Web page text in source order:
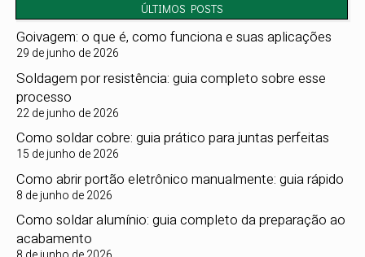
ÚLTIMOS POSTS
Goivagem: o que é, como funciona e suas aplicações
29 de junho de 2026
Soldagem por resistência: guia completo sobre esse
processo
22 de junho de 2026
Como soldar cobre: guia prático para juntas perfeitas
15 de junho de 2026
Como abrir portão eletrônico manualmente: guia rápido
8 de junho de 2026
Como soldar alumínio: guia completo da preparação ao
acabamento